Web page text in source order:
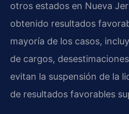
otros estados en Nueva
obtenido resultados
mayoría de los casos,
de cargos,
evitan la suspensión de la
de resultados favorables